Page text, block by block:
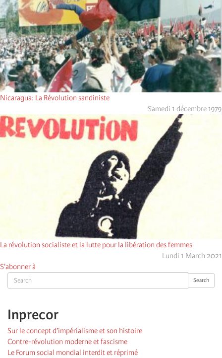
Search Search
Inprecor
Sur le concept d’impérialisme et son histoire
Contre-révolution moderne et fascisme
Le Forum social mondial interdit et réprimé
Nicaragua: La Révolution sandiniste
Samedi 1 décembre 1979
La révolution socialiste et la lutte pour la libération des femmes
Lundi 1 March 2021
S'abonner à